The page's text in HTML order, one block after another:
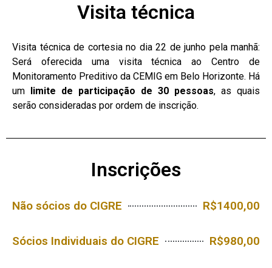
Visita técnica
Visita técnica de cortesia no dia 22 de junho pela manhã:
Será oferecida uma visita técnica ao Centro de
Monitoramento Preditivo da CEMIG em Belo Horizonte. Há
um
limite de participação de 30 pessoas, as quais
serão consideradas por ordem de inscrição.
Inscrições
Não sócios do CIGRE R$1400,00
Sócios Individuais do CIGRE R$980,00